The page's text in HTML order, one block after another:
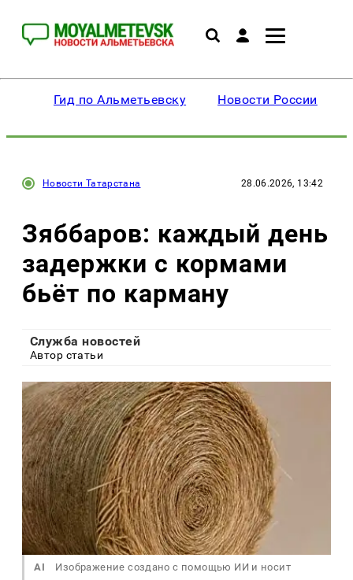
Гид по Альметьевску Новости России
Новости Татарстана 28.06.2026, 13:42
Зяббаров: каждый день
задержки с кормами
бьёт по карману
Служба новостей
Автор статьи
AI
Изображение создано с помощью ИИ и носит